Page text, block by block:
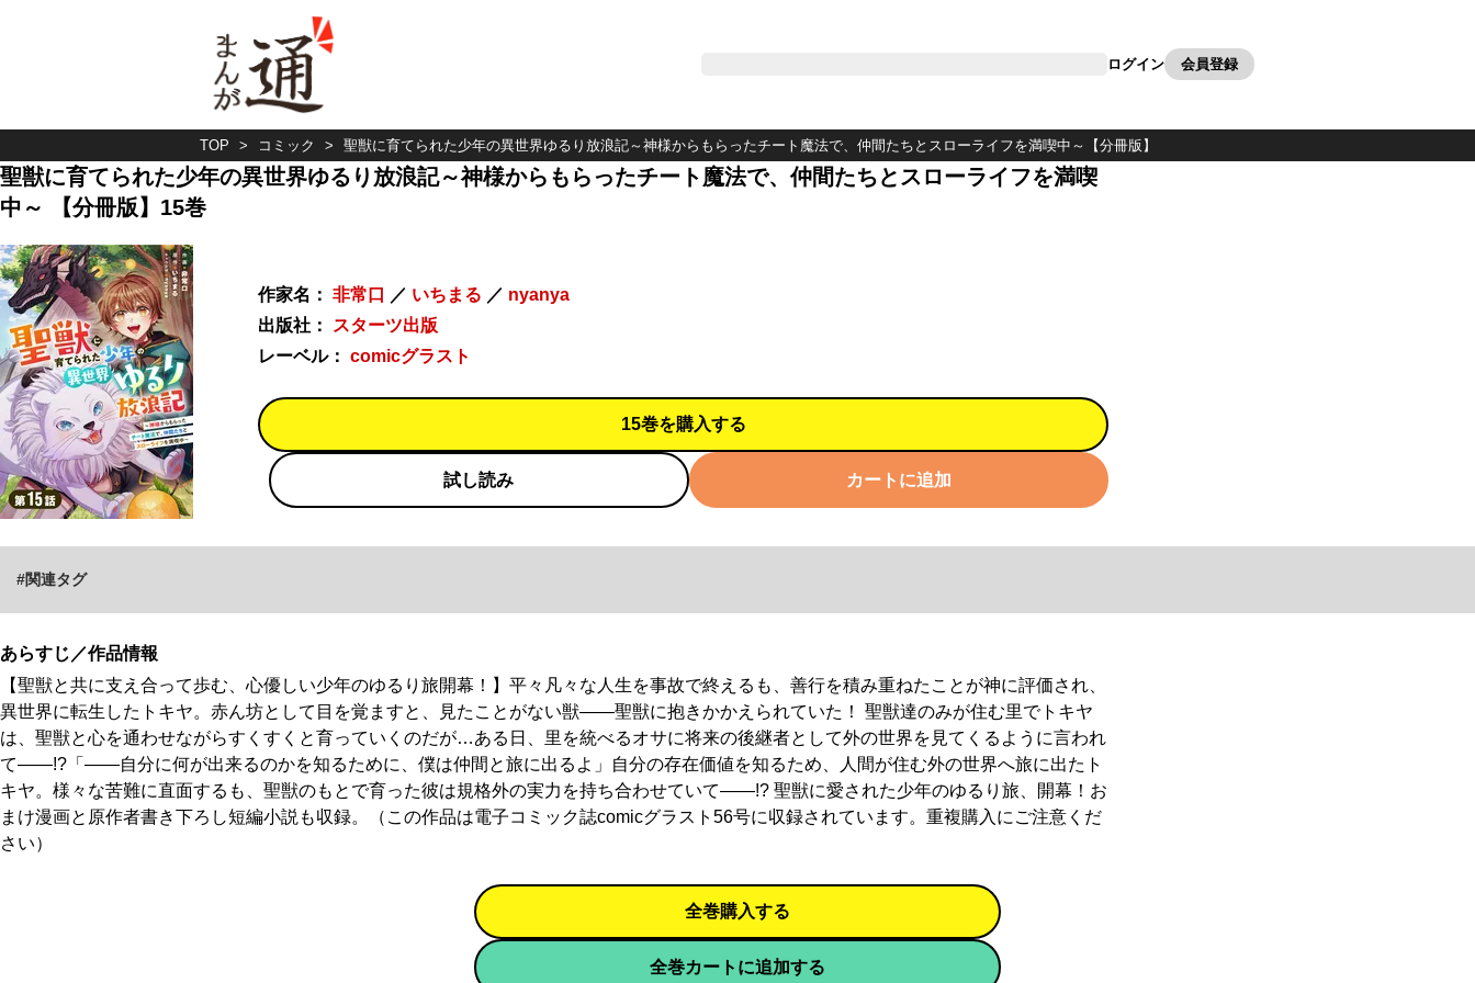
ログイン 会員登録
カート
TOP コミック 聖獣に育てられた少年の異世界ゆるり放浪記～神様からもらったチート魔法で、仲間たちとスローライフを満喫中～【分冊版】
聖獣に育てられた少年の異世界ゆるり放浪記～神様からもらったチート魔法で、仲間たちとスローライフを満喫
中～ 【分冊版】15巻
作家名： 非常口 ／ いちまる ／ nyanya
出版社： スターツ出版
レーベル： comicグラスト
15巻を購入する
試し読み カートに追加
関連タグ
あらすじ／作品情報
【聖獣と共に支え合って歩む、心優しい少年のゆるり旅開幕！】平々凡々な人生を事故で終えるも、善行を積み重ねたことが神に評価され、
異世界に転生したトキヤ。赤ん坊として目を覚ますと、見たことがない獣――聖獣に抱きかかえられていた！ 聖獣達のみが住む里でトキヤは、
聖獣と心を通わせながらすくすくと育っていくのだが…ある日、里を統べるオサに将来の後継者として外の世界を見てくるように言われて
――!?「――自分に何が出来るのかを知るために、僕は仲間と旅に出るよ」自分の存在価値を知るため、人間が住む外の世界へ旅に出たトキ
ヤ。様々な苦難に直面するも、聖獣のもとで育った彼は規格外の実力を持ち合わせていて――!? 聖獣に愛された少年のゆるり旅、開幕！おま
け漫画と原作者書き下ろし短編小説も収録。（この作品は電子コミック誌comicグラスト56号に収録されています。重複購入にご注意くださ
い）
全巻購入する
全巻カートに追加する